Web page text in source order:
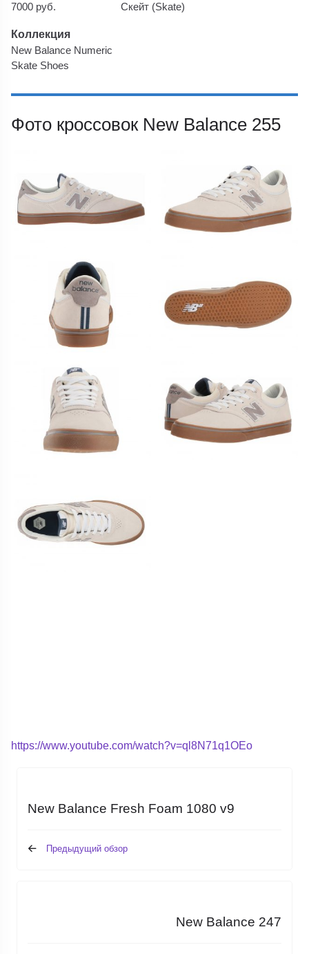
7000 руб. Скейт (Skate)
Коллекция
New Balance Numeric
Skate Shoes
Фото кроссовок New Balance 255
https://www.youtube.com/watch?v=ql8N71q1OEo
New Balance Fresh Foam 1080 v9
Предыдущий обзор
New Balance 247